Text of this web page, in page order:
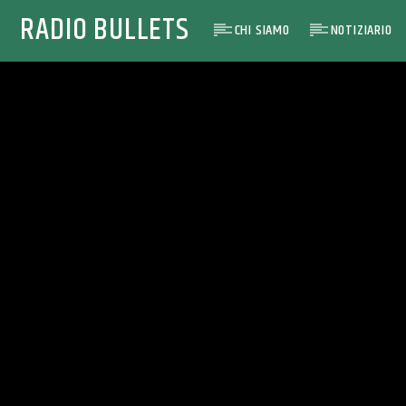
RADIO BULLETS CHI SIAMO NOTIZIARIO